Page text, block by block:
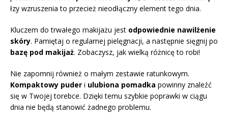
łzy wzruszenia to przecież nieodłączny element tego dnia.
Kluczem do trwałego makijażu jest odpowiednie nawilżenie
skóry. Pamiętaj o regularnej pielęgnacji, a następnie sięgnij po
bazę pod makijaż. Zobaczysz, jak wielką różnicę to robi!
Nie zapomnij również o małym zestawie ratunkowym.
Kompaktowy puder i ulubiona pomadka powinny znaleźć
się w Twojej torebce. Dzięki temu szybkie poprawki w ciągu
dnia nie będą stanowić żadnego problemu.